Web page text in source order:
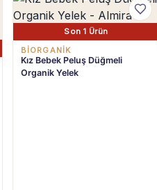
Son 1 Ürün
BIORGANIK
Kız Bebek Peluş Düğmeli
Organik Yelek